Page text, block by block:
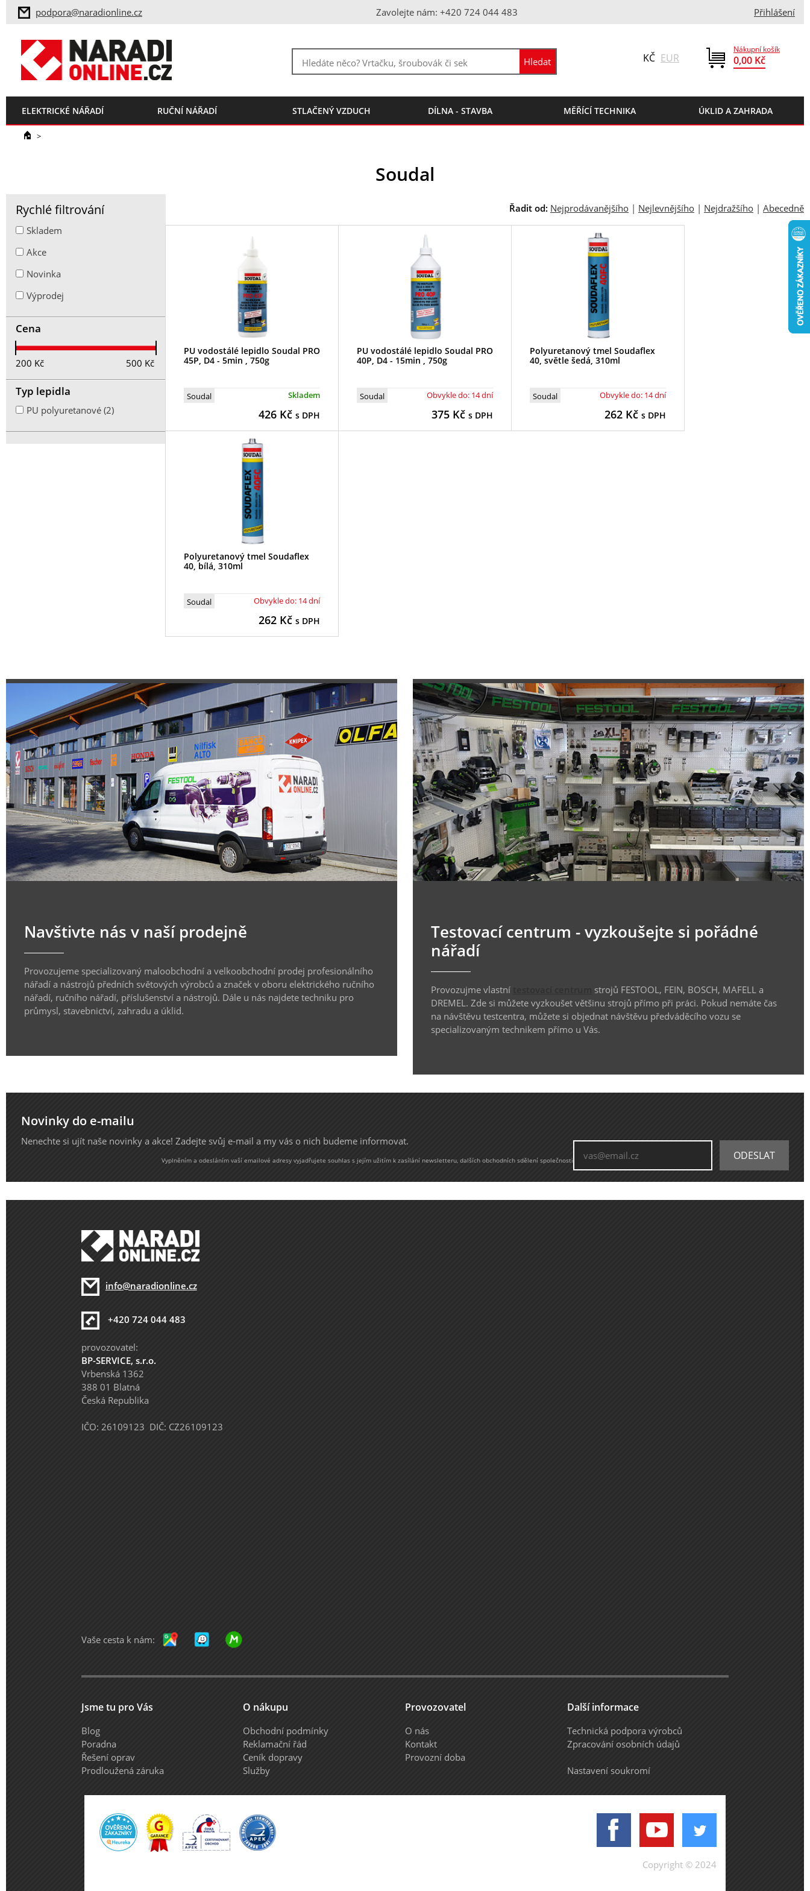
podpora@naradionline.cz Zavolejte nám: +420 724 044 483 Přihlášení
Nákupní košík
0,00 Kč
KČ EUR
ELEKTRICKÉ NÁŘADÍ RUČNÍ NÁŘADÍ STLAČENÝ VZDUCH DÍLNA - STAVBA MĚŘÍCÍ TECHNIKA ÚKLID A ZAHRADA
>
Soudal
Řadit od: Nejprodávanějšího | Nejlevnějšího | Nejdražšího | Abecedně
PU vodostálé lepidlo Soudal PRO
45P, D4 - 5min , 750g
Soudal Skladem
426 Kčs DPH
PU vodostálé lepidlo Soudal PRO
40P, D4 - 15min , 750g
Soudal Obvykle do: 14 dní
375 Kčs DPH
Polyuretanový tmel Soudaflex
40, světle šedá, 310ml
Soudal Obvykle do: 14 dní
262 Kčs DPH
Polyuretanový tmel Soudaflex
40, bílá, 310ml
Soudal Obvykle do: 14 dní
262 Kčs DPH
Rychlé filtrování
Skladem
Akce
Novinka
Výprodej
Cena
200 Kč 500 Kč
Typ lepidla
PU polyuretanové (2)
Navštivte nás v naší prodejně
Provozujeme specializovaný maloobchodní a velkoobchodní prodej profesionálního
nářadí a nástrojů předních světových výrobců a značek v oboru elektrického ručního
nářadí, ručního nářadí, příslušenství a nástrojů. Dále u nás najdete techniku pro
průmysl, stavebnictví, zahradu a úklid.
Testovací centrum - vyzkoušejte si pořádné
nářadí
Provozujme vlastní
strojů FESTOOL, FEIN, BOSCH, MAFELL a
DREMEL. Zde si můžete vyzkoušet většinu strojů přímo při práci. Pokud nemáte čas
na návštěvu testcentra, můžete si objednat návštěvu předváděcího vozu se
specializovaným technikem přímo u Vás.
Novinky do e-mailu
Nenechte si ujít naše novinky a akce! Zadejte svůj e-mail a my vás o nich budeme informovat.
Vyplněním a odesláním vaší emailové adresy vyjadřujete souhlas s jejím užitím k zasílání newsletteru, dalších obchodních sdělení společnosti
info@naradionline.cz
+420 724 044 483
provozovatel:
BP-SERVICE, s.r.o.
Vrbenská 1362
388 01 Blatná
Česká Republika
IČO: 26109123 DIČ: CZ26109123
Vaše cesta k nám:
Jsme tu pro Vás
Blog
Poradna
Řešení oprav
Prodloužená záruka
O nákupu
Obchodní podmínky
Reklamační řád
Ceník dopravy
Služby
Provozovatel
O nás
Kontakt
Provozní doba
Další informace
Technická podpora výrobců
Zpracování osobních údajů
Nastavení soukromí
Copyright © 2024